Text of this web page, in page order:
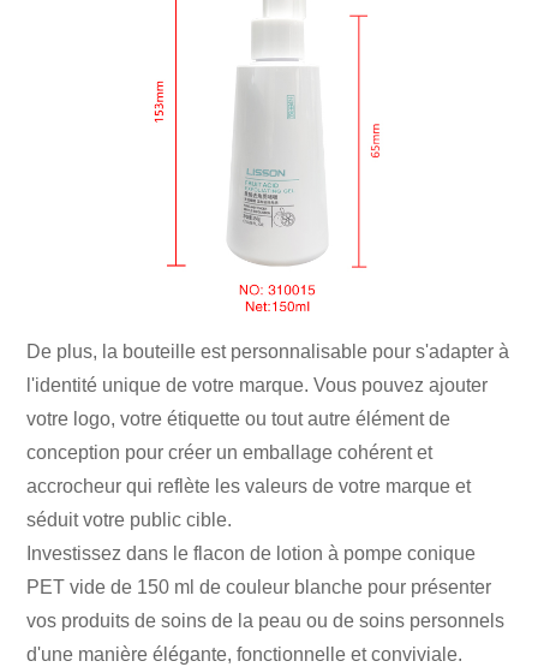
De plus, la bouteille est personnalisable pour s'adapter à
l'identité unique de votre marque. Vous pouvez ajouter
votre logo, votre étiquette ou tout autre élément de
conception pour créer un emballage cohérent et
accrocheur qui reflète les valeurs de votre marque et
séduit votre public cible.
Investissez dans le flacon de lotion à pompe conique
PET vide de 150 ml de couleur blanche pour présenter
vos produits de soins de la peau ou de soins personnels
d'une manière élégante, fonctionnelle et conviviale.